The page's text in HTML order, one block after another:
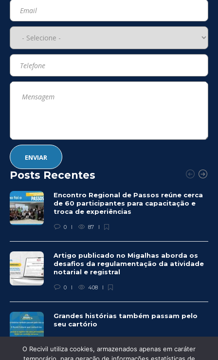
Posts Recentes
Encontro Regional de Passos reúne cerca
de 60 participantes para capacitação e
troca de experiências
0 87
Artigo publicado no Migalhas aborda os
desafios da regulamentação da atividade
notarial e registral
0 408
Grandes histórias também passam pelo
seu cartório
O Recivil utiliza cookies, armazenados apenas em caráter